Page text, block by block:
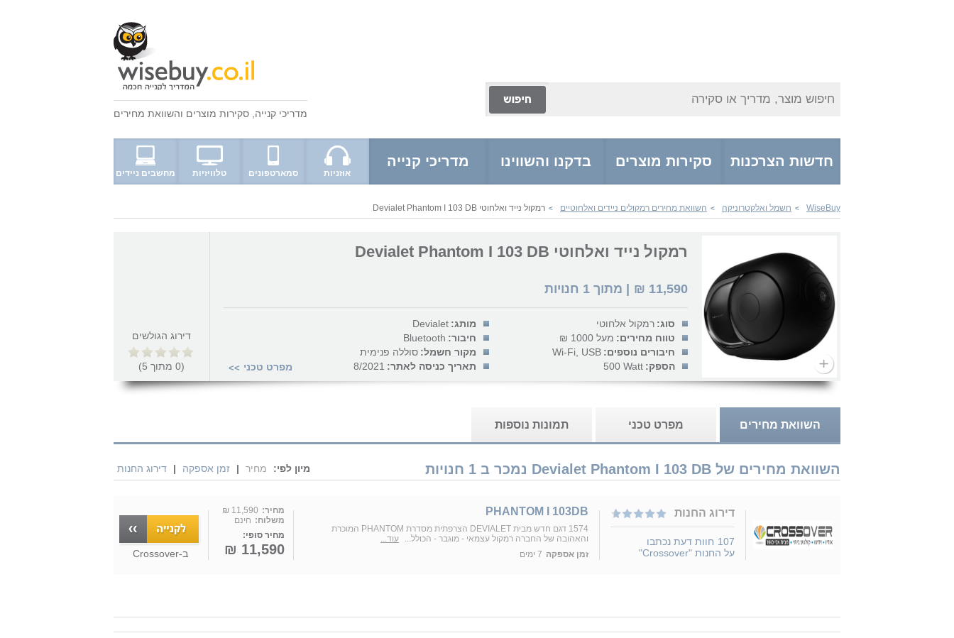
חיפוש מוצר, מדריך או סקירה
מדריכי קנייה סקירות מוצרים והשוואת מחירים
חדשות הצרכנות סקירות מוצרים בדקנו והשווינו מדריכי קנייה
אוזניות סמארטפונים טלוויזיות מחשבים ניידים
WiseBuy
> חשמל ואלקטרוניקה > השוואת מחירים רמקולים ניידים ואלחוטיים > רמקול נייד ואלחוטי Devialet Phantom I 103 DB
רמקול נייד ואלחוטי Devialet Phantom I 103 DB
11,590
₪ | מתוך 1 חנויות
סוג: רמקול אלחוטי מותג: Devialet
טווח מחירים: מעל 1000 ₪ חיבור: Bluetooth
חיבורים נוספים: Wi-Fi, USB מקור חשמל: סוללה פנימית
הספק: 500 Watt תאריך כניסה לאתר: 8/2021 מפרט טכני >>
דירוג הגולשים
(
0 מתוך 5
)
השוואת מחירים מפרט טכני תמונות נוספות
השוואת מחירים של Devialet Phantom I 103 DB נמכר ב 1 חנויות מיון לפי: מחיר | זמן אספקה | דירוג החנות
דירוג החנות
107 חוות דעת נכתבו
על החנות "Crossover"
PHANTOM I 103DB
1574 דגם חדש מבית DEVIALET הצרפתית מסדרת PHANTOM המוכרת
והאהובה של החברה רמקול עצמאי - מוגבר - הכולל...
עוד...
זמן אספקה 7 ימים
מחיר: 11,590 ₪
משלוח: חינם
מחיר סופי:
11,590 ₪ ב-Crossover